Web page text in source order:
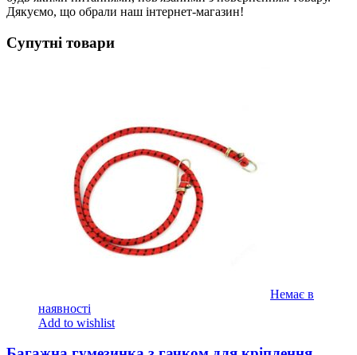
Дякуємо, що обрали наш інтернет-магазин!
Супутні товари
Немає в
наявності
Add to wishlist